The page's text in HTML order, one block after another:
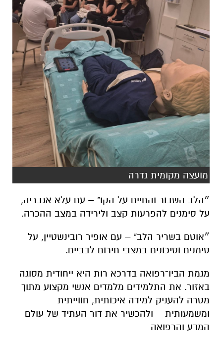
מועצה מקומית גדרה
״הלב השבור והחיים על הקו" – עם עלא אגבריה,
על סימנים להפרעות קצב ולירידה במצב ההכרה.
״אוטם בשריר הלב" – עם אופיר רובינשטיין, על
סימנים וסיכונים במצבי חירום לבביים.
מגמת הביו־רפואה בדרכא רות היא ייחודית מסוגה
באזור. את התלמידים מלמדים אנשי מקצוע מתוך
מטרה להעניק למידה איכותית, חווייתית
ומשמעותית – ולהכשיר את דור העתיד של עולם
המדע והרפואה